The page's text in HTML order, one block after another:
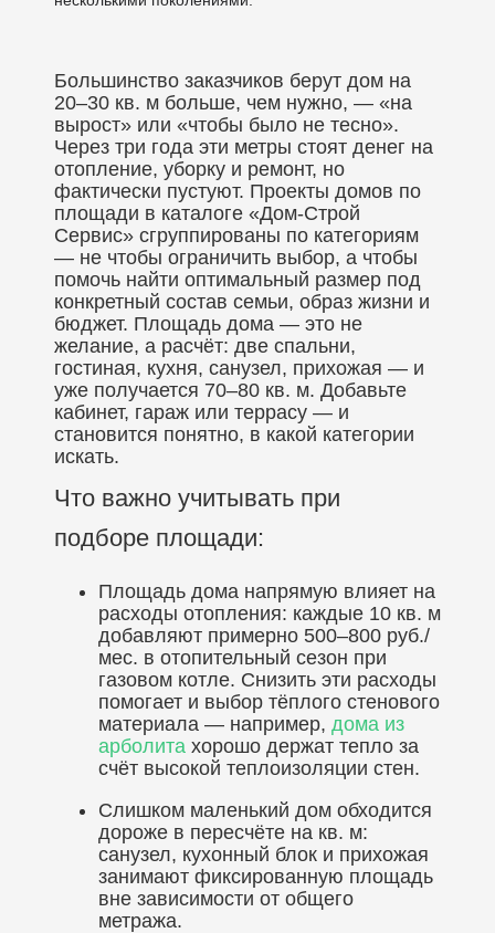
Большинство заказчиков берут дом на
20–30 кв. м больше, чем нужно, — «на
вырост» или «чтобы было не тесно».
Через три года эти метры стоят денег на
отопление, уборку и ремонт, но
фактически пустуют. Проекты домов по
площади в каталоге «Дом-Строй
Сервис» сгруппированы по категориям
— не чтобы ограничить выбор, а чтобы
помочь найти оптимальный размер под
конкретный состав семьи, образ жизни и
бюджет. Площадь дома — это не
желание, а расчёт: две спальни,
гостиная, кухня, санузел, прихожая — и
уже получается 70–80 кв. м. Добавьте
кабинет, гараж или террасу — и
становится понятно, в какой категории
искать.
Что важно учитывать при
подборе площади:
Площадь дома напрямую влияет на
расходы отопления: каждые 10 кв. м
добавляют примерно 500–800 руб./
мес. в отопительный сезон при
газовом котле. Снизить эти расходы
помогает и выбор тёплого стенового
материала — например, дома из
арболита хорошо держат тепло за
счёт высокой теплоизоляции стен.
Слишком маленький дом обходится
дороже в пересчёте на кв. м:
санузел, кухонный блок и прихожая
занимают фиксированную площадь
вне зависимости от общего
метража.